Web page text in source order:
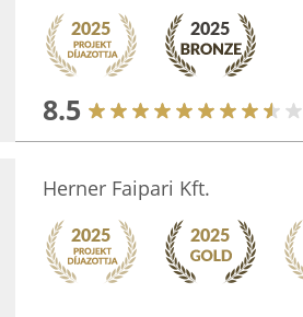
8.5
Herner Faipari Kft.